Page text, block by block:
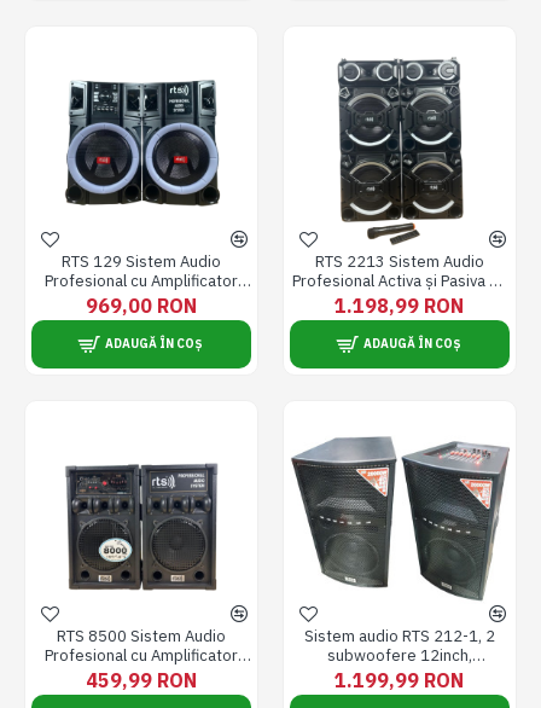
RTS 129 Sistem Audio
Profesional cu Amplificator
Bluetooth și Iluminare LED
969,00 RON
ADAUGĂ ÎN COȘ
RTS 2213 Sistem Audio
Profesional Activa și Pasiva cu
Amplificator Bluetooth
Incorporat
1.198,99 RON
ADAUGĂ ÎN COȘ
RTS 8500 Sistem Audio
Profesional cu Amplificator
Bluetooth Incorporat
459,99 RON
Sistem audio RTS 212-1, 2
subwoofere 12inch,
Bluetooth, LED display, set
complet
1.199,99 RON